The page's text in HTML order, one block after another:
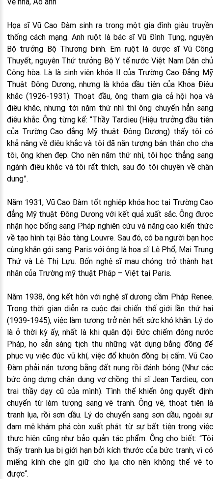
Họa sĩ Vũ Cao Đàm sinh ra trong một gia đình giàu truyền
thống cách mạng. Anh ruột là bác sĩ Vũ Đình Tụng, nguyên
Bộ trưởng Bộ Thương binh. Em ruột là dược sĩ Vũ Công
Thuyết, nguyên Thứ trưởng Bộ Y tế nước Việt Nam Dân chủ
Cộng hòa. Là là sinh viên khóa II của Trường Cao Đẳng Mỹ
Thuật Đông Dương, nhưng là khóa đầu tiên của Khoa Điêu
khắc (1926-1931). Thoạt đầu, ông tham gia cả hội họa và
điêu khắc, nhưng tới năm thứ nhì thì ông chuyển hẳn sang
điêu khắc. Ông từng kể: “Thầy Tardieu (Hiệu trưởng đầu tiên
của Trường Cao đẳng Mỹ thuật Đông Dương) thấy tôi có
khả năng về điêu khắc và tôi đã nặn tượng bán thân cho cha
tôi, ông khen đẹp. Cho nên năm thứ nhì, tôi học thẳng sang
ngành điêu khắc và tôi rất thích, sau đó tôi chuyên về chân
dung”.
Năm 1931, Vũ Cao Đàm tốt nghiệp khóa học tại Trường Cao
đẳng Mỹ thuật Đông Dương với kết quả xuất sắc. Ông được
nhận học bổng sang Pháp nghiên cứu và nâng cao kiến thức
về tạo hình tại Bảo tàng Louvre. Sau đó, có ba người bạn học
cùng khăn gói sang Paris với ông là họa sĩ Lê Phổ, Mai Trung
Thứ và Lê Thị Lựu. Bốn nghệ sĩ mau chóng trở thành hạt
nhân của Trường mỹ thuật Pháp – Việt tại Paris.
Năm 1938, ông kết hôn với nghệ sĩ dương cầm Pháp Renee.
Trong thời gian diễn ra cuộc đại chiến thế giới lần thứ hai
(1939-1945), việc làm tượng trở nên hết sức khó khăn. Lý do
là ở thời kỳ ấy, nhất là khi quân đội Đức chiếm đóng nước
Pháp, họ sẵn sàng tịch thu những vật dụng bằng đồng để
phục vụ việc đúc vũ khí, việc đổ khuôn đồng bị cấm. Vũ Cao
Đàm phải nặn tượng bằng đất nung rồi đánh bóng (Như các
bức ông dựng chân dung vợ chồng thi sĩ Jean Tardieu, con
trai thầy dạy cũ của mình). Tình thế khiến ông quyết định
chuyển từ làm tượng sang vẽ tranh. Ông vẽ, thoạt tiên là
tranh lụa, rồi sơn dầu. Lý do chuyển sang sơn dầu, ngoài sự
đam mê khám phá còn xuất phát từ sự bất tiện trong việc
thực hiện cũng như bảo quản tác phẩm. Ông cho biết: “Tôi
thấy tranh lụa bị giới hạn bởi kích thước của bức tranh, vì có
miếng kính che gìn giữ cho lụa cho nên không thể vẽ to
được“.